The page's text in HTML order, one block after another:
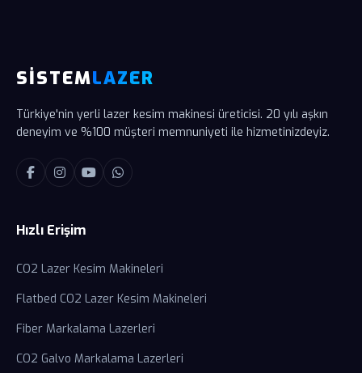
SİSTEMLAZER
Türkiye'nin yerli lazer kesim makinesi üreticisi. 20 yılı aşkın
deneyim ve %100 müşteri memnuniyeti ile hizmetinizdeyiz.
Hızlı Erişim
CO2 Lazer Kesim Makineleri
Flatbed CO2 Lazer Kesim Makineleri
Fiber Markalama Lazerleri
CO2 Galvo Markalama Lazerleri